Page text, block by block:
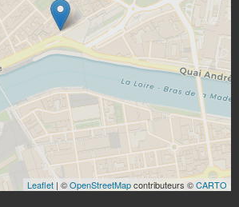
Leaflet | ©OpenStreetMapcontributeurs ©CARTO